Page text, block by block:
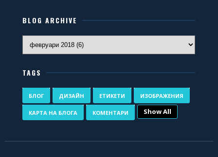
BLOG ARCHIVE
TAGS
БЛОГ ДИЗАЙН ЕТИКЕТИ ИЗОБРАЖЕНИЯ
КАРТА НА БЛОГА КОМЕНТАРИ Show All